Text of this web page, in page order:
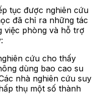
tục được nghiên cứu
đã chỉ ra những tác
việc phòng và hỗ trợ
cứu cho thấy
dùng bao cao su
nhà nghiên cứu suy
thụ một số thành